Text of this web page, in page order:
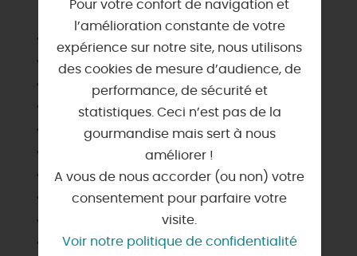
Congélateur
Draps et linges compris
Jardin indépendant
Lave linge privatif
Lave vaisselle
Matériel enfant
Parking
Pour votre confort de navigation et
l’amélioration constante de votre
expérience sur notre site, nous utilisons
des cookies de mesure d’audience, de
performance, de sécurité et
statistiques. Ceci n’est pas de la
gourmandise mais sert à nous
améliorer !
A vous de nous accorder (ou non) votre
consentement pour parfaire votre
visite.
Voir notre politique de confidentialité